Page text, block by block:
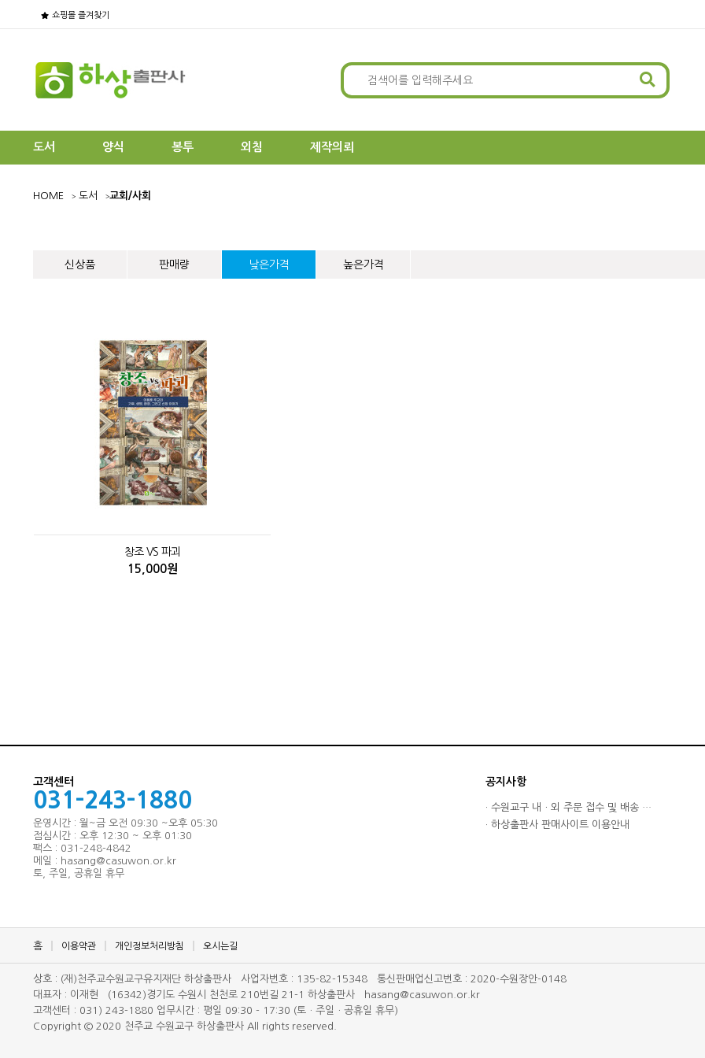
쇼핑몰 즐겨찾기
도서 양식 봉투 외침 제작의뢰
HOME 도서 교회/사회
신상품 판매량 낮은가격 높은가격
창조 VS 파괴
15,000원
고객센터
031-243-1880
운영시간 : 월~금 오전 09:30 ~오후 05:30
점심시간 : 오후 12:30 ~ 오후 01:30
팩스 : 031-248-4842
메일 : hasang@casuwon.or.kr
토, 주일, 공휴일 휴무
공지사항
· 수원교구 내ㆍ외 주문 접수 및 배송 …
· 하상출판사 판매사이트 이용안내
홈 이용약관 개인정보처리방침 오시는길
상호 : (재)천주교수원교구유지재단 하상출판사 사업자번호 : 135-82-15348 통신판매업신고번호 : 2020-수원장안-0148
대표자 : 이재현 (16342)경기도 수원시 천천로 210번길 21-1 하상출판사 hasang@casuwon.or.kr
고객센터 : 031) 243-1880 업무시간 : 평일 09:30 - 17:30 (토ㆍ주일ㆍ공휴일 휴무)
Copyright © 2020 천주교 수원교구 하상출판사 All rights reserved.